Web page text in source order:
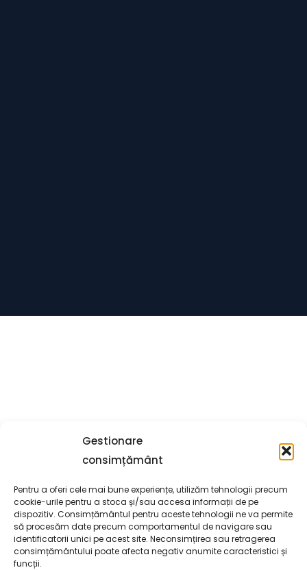
Gestionare
consimțământ
Pentru a oferi cele mai bune experiențe, utilizăm tehnologii precum
cookie-urile pentru a stoca și/sau accesa informații de pe
dispozitiv. Consimțământul pentru aceste tehnologii ne va permite
să procesăm date precum comportamentul de navigare sau
identificatorii unici pe acest site. Neconsimțirea sau retragerea
consimțământului poate afecta negativ anumite caracteristici și
funcții.